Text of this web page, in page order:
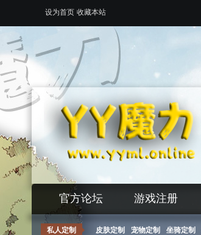
设为首页 收藏本站
官方论坛 游戏注册
私人定制 皮肤定制 宠物定制 坐骑定制